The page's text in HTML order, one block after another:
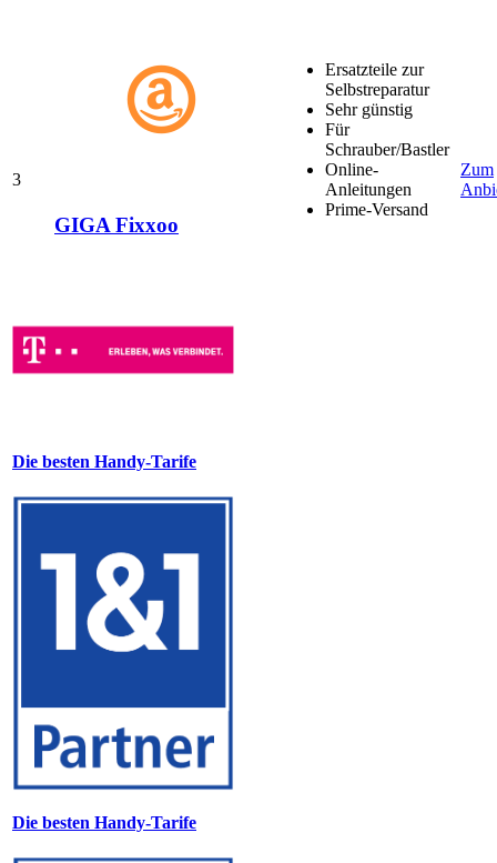
3
GIGA Fixxoo
Ersatzteile zur
Selbstreparatur
Sehr günstig
Für
Schrauber/Bastler
Online-
Anleitungen
Prime-Versand
Zum
Die besten Handy-Tarife
Die besten Handy-Tarife